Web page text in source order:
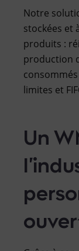
Notre
stockées et
produits :
production
limites et
Un